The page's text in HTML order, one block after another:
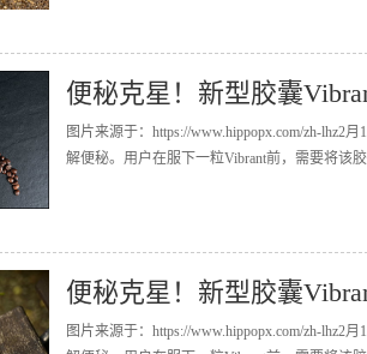
便秘克星！新型胶囊
图片来源于：https://www.hippopx.com/zh-lhz2
解便秘。用户在服下一粒Vibrant前，需要将该
便秘克星！新型胶囊
图片来源于：https://www.hippopx.com/zh-lhz2